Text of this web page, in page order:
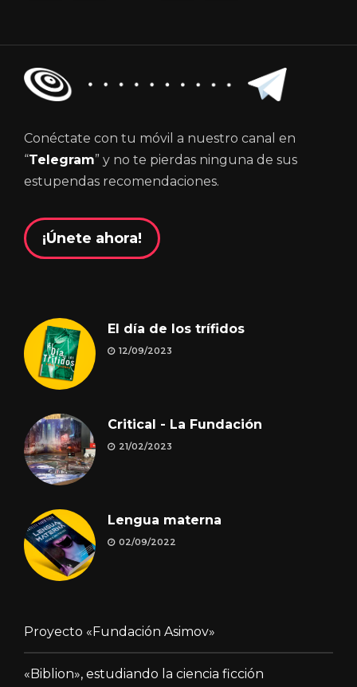
Conéctate con tu móvil a nuestro canal en
“Telegram” y no te pierdas ninguna de sus
estupendas recomendaciones.
¡Únete ahora!
El día de los trífidos
12/09/2023
Critical - La Fundación
21/02/2023
Lengua materna
02/09/2022
Proyecto «Fundación Asimov»
«Biblion», estudiando la ciencia ficción